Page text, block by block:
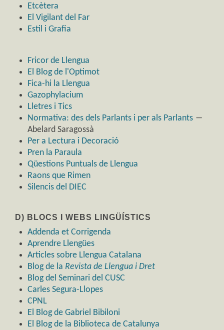
Etcètera
El Vigilant del Far
Estil i Grafia
Fricor de Llengua
El Blog de l'Optimot
Fica-hi la Llengua
Gazophylacium
Lletres i Tics
Normativa: des dels Parlants i per als Parlants ―
Abelard Saragossà
Per a Lectura i Decoració
Pren la Paraula
Qüestions Puntuals de Llengua
Raons que Rimen
Silencis del DIEC
D) BLOCS I WEBS LINGÜÍSTICS
Addenda et Corrigenda
Aprendre Llengües
Articles sobre Llengua Catalana
Blog de la Revista de Llengua i Dret
Blog del Seminari del CUSC
Carles Segura-Llopes
CPNL
El Blog de Gabriel Bibiloni
El Blog de la Biblioteca de Catalunya